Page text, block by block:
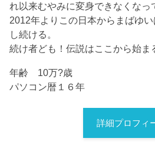
れ以来むやみに変身できなくなっ
2012年よりこの日本からまばゆ
し続ける。
続け者ども！伝説はここから始ま
年齢 10万?歳
パソコン暦１６年
詳細プロフィ